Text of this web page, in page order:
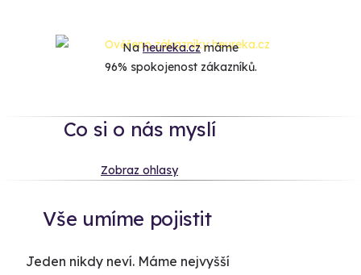
Naheureka.czmáme
96% spokojenost zákazníků.
Co si o nás myslí
Zobraz ohlasy
Vše umíme pojistit
Jeden nikdy neví. Máme nejvyšší